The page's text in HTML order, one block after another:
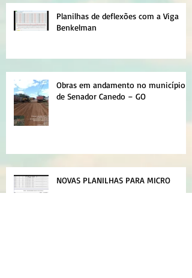
Planilhas de deflexões com a Viga
Benkelman
Obras em andamento no município
de Senador Canedo – GO
NOVAS PLANILHAS PARA MICRO